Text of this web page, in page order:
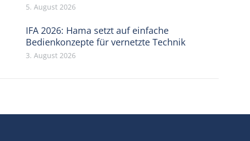
5. August 2026
IFA 2026: Hama setzt auf einfache
Bedienkonzepte für vernetzte Technik
3. August 2026